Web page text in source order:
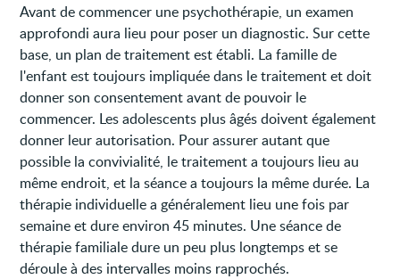
Avant de commencer une psychothérapie, un examen
approfondi aura lieu pour poser un diagnostic. Sur cette
base, un plan de traitement est établi. La famille de
l'enfant est toujours impliquée dans le traitement et doit
donner son consentement avant de pouvoir le
commencer. Les adolescents plus âgés doivent également
donner leur autorisation. Pour assurer autant que
possible la convivialité, le traitement a toujours lieu au
même endroit, et la séance a toujours la même durée. La
thérapie individuelle a généralement lieu une fois par
semaine et dure environ 45 minutes. Une séance de
thérapie familiale dure un peu plus longtemps et se
déroule à des intervalles moins rapprochés.